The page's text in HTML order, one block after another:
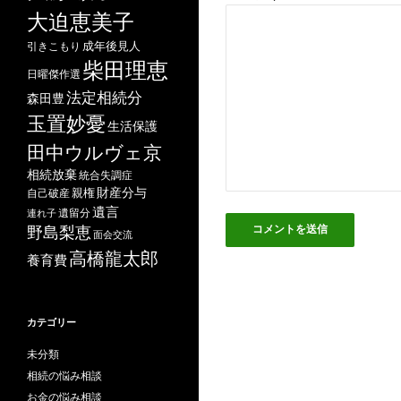
大迫恵美子
引きこもり 成年後見人
日曜傑作選 柴田理恵
森田豊法定相続分
玉置妙憂生活保護
田中ウルヴェ京
相続放棄統合失調症
自己破産親権 財産分与
連れ子遺留分遺言
野島梨恵面会交流
養育費高橋龍太郎
カテゴリー
未分類
相続の悩み相談
お金の悩み相談